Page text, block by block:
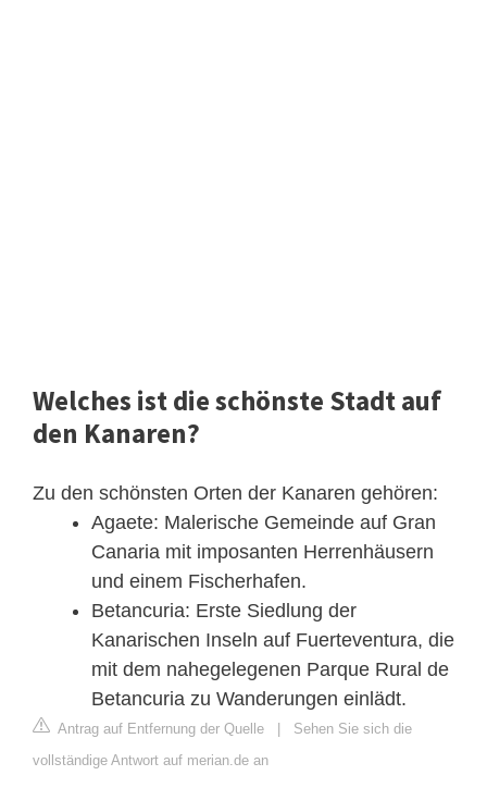
Welches ist die schönste Stadt auf
den Kanaren?
Zu den schönsten Orten der Kanaren gehören:
Agaete: Malerische Gemeinde auf Gran
Canaria mit imposanten Herrenhäusern
und einem Fischerhafen.
Betancuria: Erste Siedlung der
Kanarischen Inseln auf Fuerteventura, die
mit dem nahegelegenen Parque Rural de
Betancuria zu Wanderungen einlädt.
Antrag auf Entfernung der Quelle | Sehen Sie sich die
vollständige Antwort auf merian.de an